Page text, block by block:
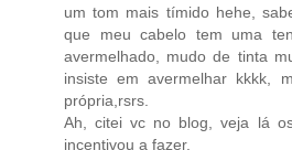
um tom mais tímido hehe,
que meu cabelo tem uma
avermelhado, mudo de tinta
insiste em avermelhar kkkk,
própria,rsrs.
Ah, citei vc no blog, veja lá
incentivou a fazer.